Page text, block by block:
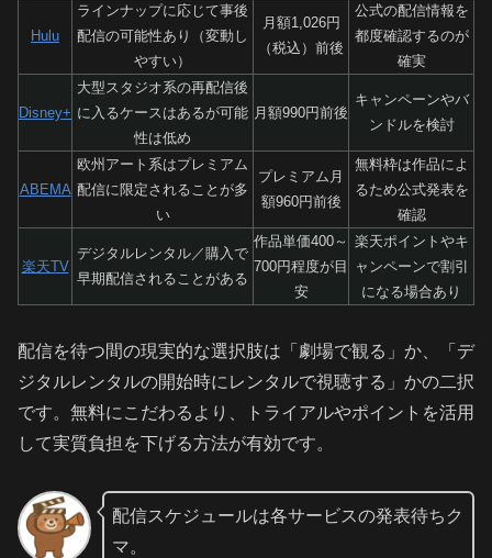
Hulu
ラインナップに応じて事後
配信の可能性あり（変動し
やすい）
月額1,026円
（税込）前後
公式の配信情報を
都度確認するのが
確実
Disney+
大型スタジオ系の再配信後
に入るケースはあるが可能
性は低め
月額990円前後
キャンペーンやバ
ンドルを検討
ABEMA
欧州アート系はプレミアム
配信に限定されることが多
い
プレミアム月
額960円前後
無料枠は作品によ
るため公式発表を
確認
楽天TV
デジタルレンタル／購入で
早期配信されることがある
作品単価400～
700円程度が目
安
楽天ポイントやキ
ャンペーンで割引
になる場合あり
配信を待つ間の現実的な選択肢は「劇場で観る」か、「デ
ジタルレンタルの開始時にレンタルで視聴する」かの二択
です。無料にこだわるより、トライアルやポイントを活用
して実質負担を下げる方法が有効です。
配信スケジュールは各サービスの発表待ちク
マ。